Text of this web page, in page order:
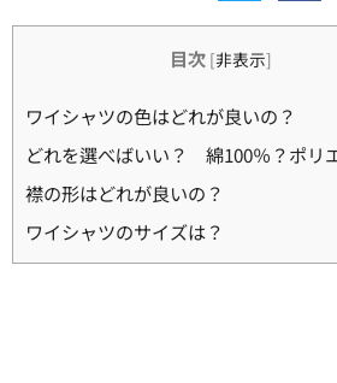
目次 [非表示]
ワイシャツの色はどれが良いの？
どれを選べばいい？ 綿100％？ポリ
襟の形はどれが良いの？
ワイシャツのサイズは？